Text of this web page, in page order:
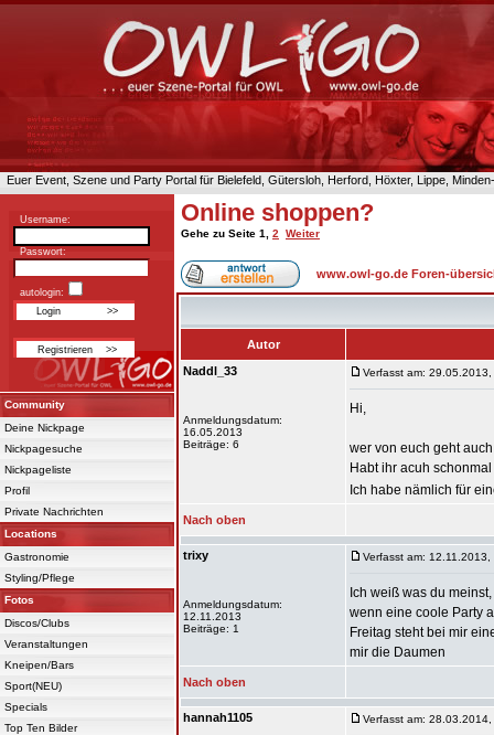
Euer Event, Szene und Party Portal für Bielefeld, Gütersloh, Herford, Höxter, Lippe,
Username:
Passwort:
autologin:
Community
Deine Nickpage
Nickpagesuche
Nickpageliste
Profil
Private Nachrichten
Locations
Gastronomie
Styling/Pflege
Fotos
Discos/Clubs
Veranstaltungen
Kneipen/Bars
Sport(NEU)
Specials
Top Ten Bilder
Online shoppen?
Gehe zu Seite 1 2 Weiter
www.owl-go.de Foren-
Autor
Naddl_33
Anmeldungsdatum:
16.05.2013
Beiträge: 6
Verfasst am:
Hi,
wer von euch geht
Habt ihr acuh
Ich habe nämlich für
Nach oben
trixy
Anmeldungsdatum:
12.11.2013
Beiträge: 1
Verfasst am: 12.11.2013,
Ich weiß was du
wenn eine coole Party
Freitag steht bei mir
mir die Daumen
Nach oben
hannah1105 Verfasst am: